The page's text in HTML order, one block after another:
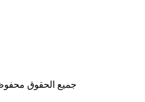
جميع الحقوق